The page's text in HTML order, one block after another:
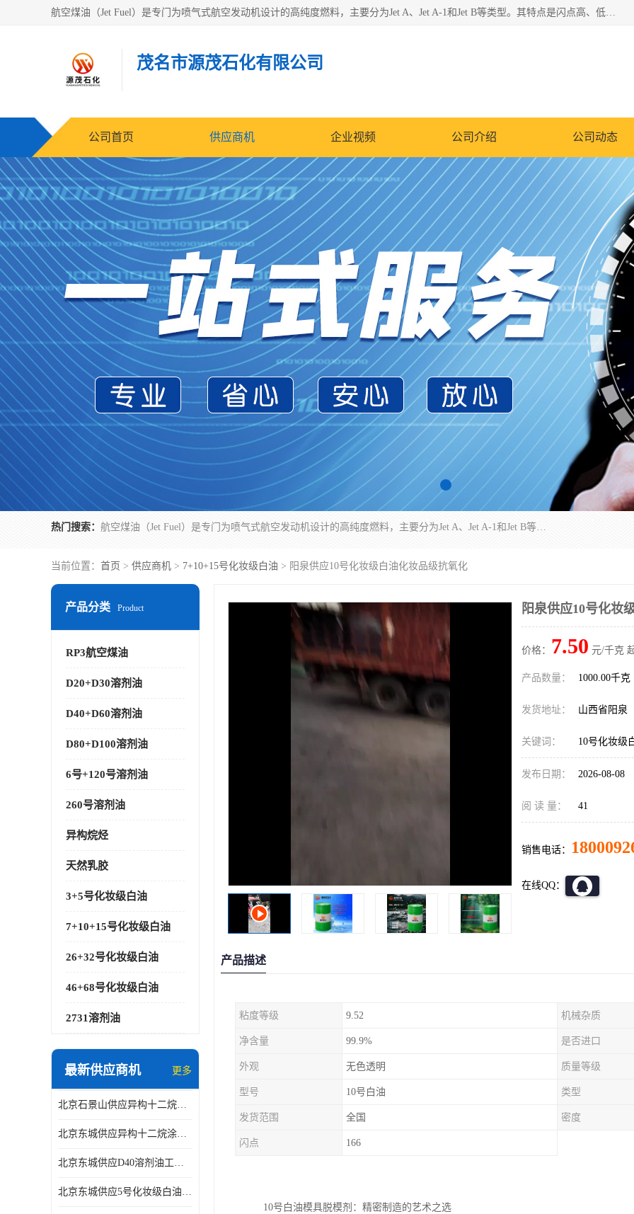
航空煤油（Jet Fuel）是专门为喷气式航空发动机设计的高纯度燃料，主要分为Jet A、Jet A-1和Jet B等类型。其特点是闪点高、低温流动性好，并添加了抗静电剂和抗氧化剂以确保飞行安全。航空煤油需
茂名市源茂石化有限公司
公司首页 供应商机 企业视频 公司介绍 公司动态
热门搜索： 航空煤油（Jet Fuel）是专门为喷气式航空发动机设计的高纯度燃料，主要分为Jet A、Jet A-1和Jet B等类型。其特点是闪点高、低温流动性好，并添加了抗静电剂和抗氧化剂以确保飞行安全。航空煤油需
当前位置： 首页 > 供应商机 > 7+10+15号化妆级白油 > 阳泉供应10号化妆级白油化妆品级抗氧化
产品分类 Product
RP3航空煤油
D20+D30溶剂油
D40+D60溶剂油
D80+D100溶剂油
6号+120号溶剂油
260号溶剂油
异构烷烃
天然乳胶
3+5号化妆级白油
7+10+15号化妆级白油
26+32号化妆级白油
46+68号化妆级白油
2731溶剂油
最新供应商机 更多
北京石景山供应异构十二烷香精助剂
北京东城供应异构十二烷涂料胶粘油墨稀释剂
北京东城供应D40溶剂油工业金属清洗
北京东城供应5号化妆级白油钻井液润滑剂
阳泉供应10号化妆
价格： 7.50 元/千克
产品数量： 1000.00千克
发货地址： 山西省阳泉
关键词： 10号化妆级
发布日期： 2026-08-08
阅 读 量： 41
销售电话：
在线QQ：
产品描述
粘度等级 9.52 机械杂质
净含量 99.9% 是否进口
外观 无色透明 质量等级
型号 10号白油 类型
发货范围 全国 密度
闪点 166
10号白油模具脱模剂：精密制造的艺术之选